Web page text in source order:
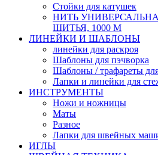
Стойки для катушек
НИТЬ
ШИТЬЯ, 1000 М
ЛИНЕЙКИ И ШАБЛОНЫ
линейки для раскроя
Шаблоны для пэчворка
Шаблоны / трафареты
Лапки и линейки для
ИНСТРУМЕНТЫ
Ножи и ножницы
Маты
Разное
Лапки для швейных
ИГЛЫ